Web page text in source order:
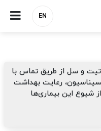
EN
و سل از طریق تماس با
رعایت بهداشت
شیوع این بیماری‌ها